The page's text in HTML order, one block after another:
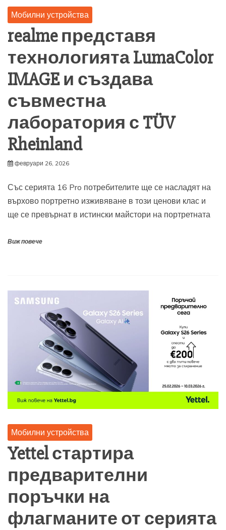
Мобилни устройства
realme представя
технологията LumaColor
IMAGE и създава
съвместна
лаборатория с TÜV
Rheinland
февруари 26, 2026
Със серията 16 Pro потребителите ще се насладят на
върхово портретно изживяване в този ценови клас и
ще се превърнат в истински майстори на портретната
Виж повече
Мобилни устройства
Yettel стартира
предварителни
поръчки на
флагманите от серията